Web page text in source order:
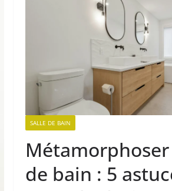
SALLE DE BAIN
Métamorphoser
de bain : 5